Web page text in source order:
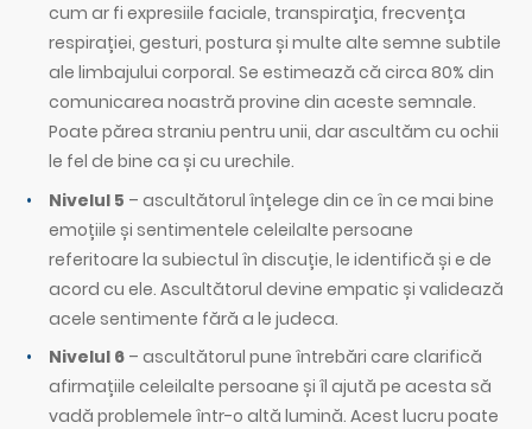
cum ar fi expresiile faciale, transpirația, frecvența
respirației, gesturi, postura și multe alte semne subtile
ale limbajului corporal. Se estimează că circa 80% din
comunicarea noastră provine din aceste semnale.
Poate părea straniu pentru unii, dar ascultăm cu ochii
le fel de bine ca și cu urechile.
Nivelul 5 – ascultătorul înțelege din ce în ce mai bine
emoțiile și sentimentele celeilalte persoane
referitoare la subiectul în discuție, le identifică și e de
acord cu ele. Ascultătorul devine empatic și validează
acele sentimente fără a le judeca.
Nivelul 6– ascultătorul pune întrebări care clarifică
afirmațiile celeilalte persoane și îl ajută pe acesta să
vadă problemele într-o altă lumină. Acest lucru poate